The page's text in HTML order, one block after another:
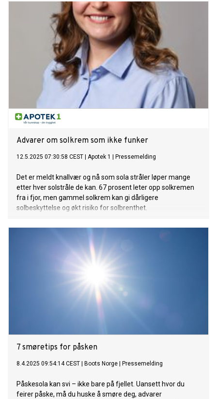
Advarer om solkrem som ikke funker
12.5.2025 07:30:58 CEST Apotek 1 Pressemelding
Det er meldt knallvær og nå som sola stråler løper mange
etter hver solstråle de kan. 67 prosent leter opp solkremen
fra i fjor, men gammel solkrem kan gi dårligere
solbeskyttelse og økt risiko for solbrenthet.
7 smøretips for påsken
8.4.2025 09:54:14 CEST Boots Norge Pressemelding
Påskesola kan svi – ikke bare på fjellet. Uansett hvor du
feirer påske, må du huske å smøre deg, advarer